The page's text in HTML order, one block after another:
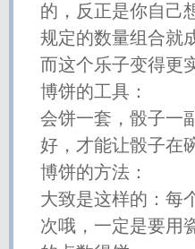
的，反正是你自己
规定的数量组合就
而这个乐子变得更
博饼的工具：
会饼一套，骰子一
好，才能让骰子在
博饼的方法：
大致是这样的：每
次哦，一定是要用